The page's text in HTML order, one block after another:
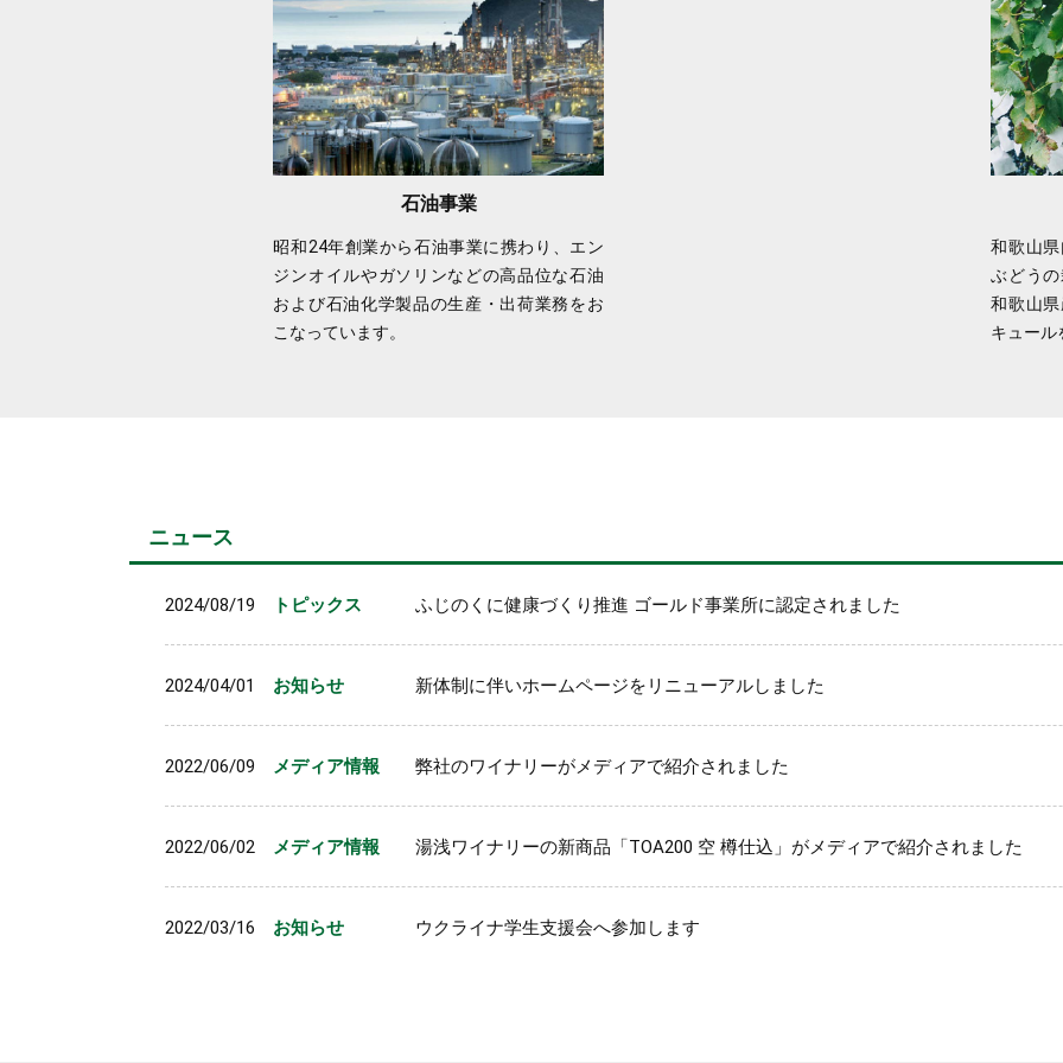
石油事業
昭和24年創業から石油事業に携わり、エン
ジンオイルやガソリンなどの高品位な石油
および石油化学製品の生産・出荷業務をお
こなっています。
和歌山
ぶどうの
和歌山
キュール
ニュース
2024/08/19 トピックス ふじのくに健康づくり推進 ゴールド事業所に認定されました
2024/04/01 お知らせ 新体制に伴いホームページをリニューアルしました
2022/06/09 メディア情報 弊社のワイナリーがメディアで紹介されました
2022/06/02 メディア情報 湯浅ワイナリーの新商品「TOA200 空 樽仕込」がメディアで紹介されました
2022/03/16 お知らせ ウクライナ学生支援会へ参加します